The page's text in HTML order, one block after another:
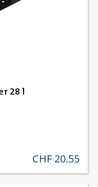
28 l
regulärer preis:
CHF 20.55